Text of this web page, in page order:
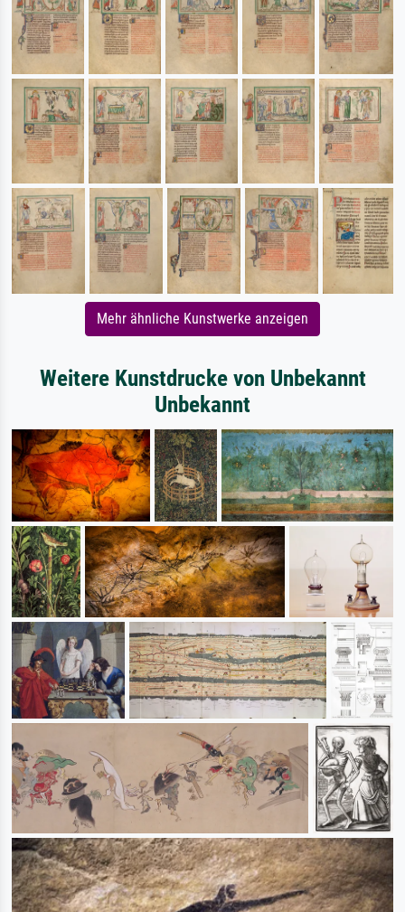
Mehr ähnliche Kunstwerke anzeigen
Weitere Kunstdrucke von Unbekannt
Unbekannt